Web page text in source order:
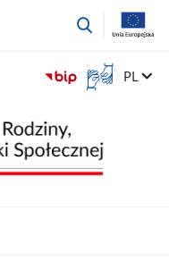
przejdź
Otwórz
okno
języka
migowego
Zmień
PL